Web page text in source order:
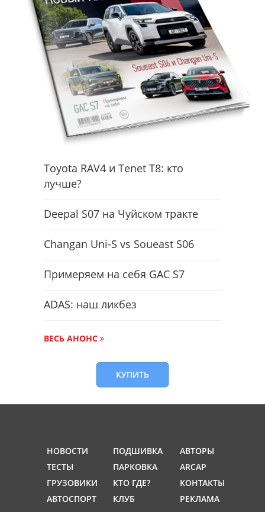
Toyota RAV4 и Tenet T8: кто
лучше?
Deepal S07 на Чуйском тракте
Changan Uni-S vs Soueast S06
Примеряем на себя GAC S7
ADAS: наш ликбез
ВЕСЬ АНОНС
КУПИТЬ
НОВОСТИ
ТЕСТЫ
ГРУЗОВИКИ
АВТОСПОРТ
ПОДШИВКА
ПАРКОВКА
КТО ГДЕ?
КЛУБ
АВТОРЫ
ARCAP
КОНТАКТЫ
РЕКЛАМА